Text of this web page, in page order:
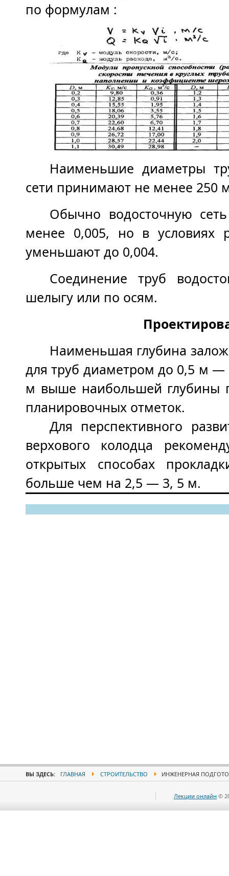
по формулам :
Наименьшие диаметры
сети принимают не менее 250
Обычно водосточную
менее 0,005, но в условиях
уменьшают до 0,004.
Соединение труб
шелыгу или по осям.
Наименьшая глубина
для труб диаметром до 0,5 м
м выше наибольшей глубины
планировочных отметок.
Для перспективного
верхового колодца
открытых способах
больше чем на 2,5 — 3, 5 м.
ВЫ ЗДЕСЬ: ГЛАВНАЯ СТРОИТЕЛЬСТВО ИНЖЕНЕРНАЯ
Лекции онлайн ©